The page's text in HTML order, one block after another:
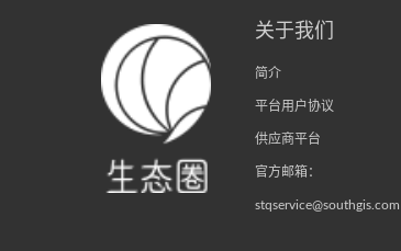
关于我们
简介
平台用户协议
供应商平台
官方邮箱：
stqservice@southgis.com